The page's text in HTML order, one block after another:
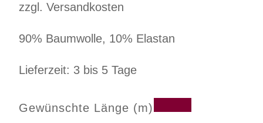
zzgl. Versandkosten
90% Baumwolle, 10% Elastan
Lieferzeit: 3 bis 5 Tage
Gewünschte Länge (m)